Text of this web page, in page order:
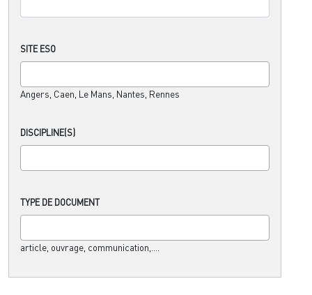
SITE ESO
Angers, Caen, Le Mans, Nantes, Rennes
DISCIPLINE(S)
TYPE DE DOCUMENT
article, ouvrage, communication,....